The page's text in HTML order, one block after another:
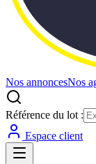
Nos annoncesNos
Référence du lot :
Espace client